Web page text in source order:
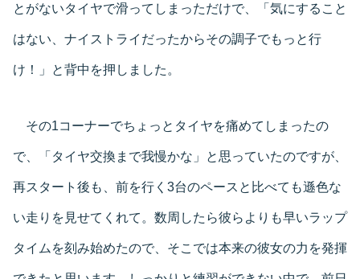
とがないタイヤで滑ってしまっただけで、「気にすること
はない、ナイストライだったからその調子でもっと行
け！」と背中を押しました。
その1コーナーでちょっとタイヤを痛めてしまったの
で、「タイヤ交換まで我慢かな」と思っていたのですが、
再スタート後も、前を行く3台のペースと比べても遜色な
い走りを見せてくれて。数周したら彼らよりも早いラップ
タイムを刻み始めたので、そこでは本来の彼女の力を発揮